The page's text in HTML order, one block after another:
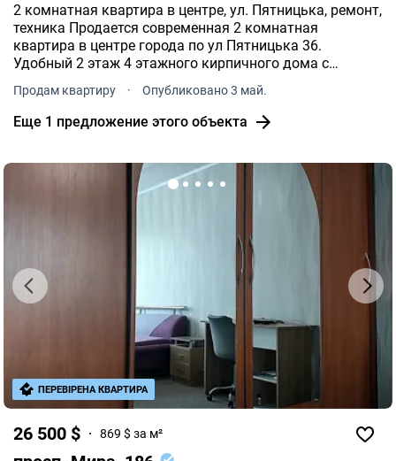
2 комнатная квартира в центре, ул. Пятницька, ремонт,
техника Продается современная 2 комнатная
квартира в центре города по ул Пятницька 36.
Удобный 2 этаж 4 этажного кирпичного дома с
1.Общая площадь 55 м², кухня 11 м²; 2.
Продам квартиру · Опубликовано 3 май.
Еще 1 предложение этого объекта
26 500 $ 869 $ за м²
ПЕРЕВІРЕНА КВАРТИРА